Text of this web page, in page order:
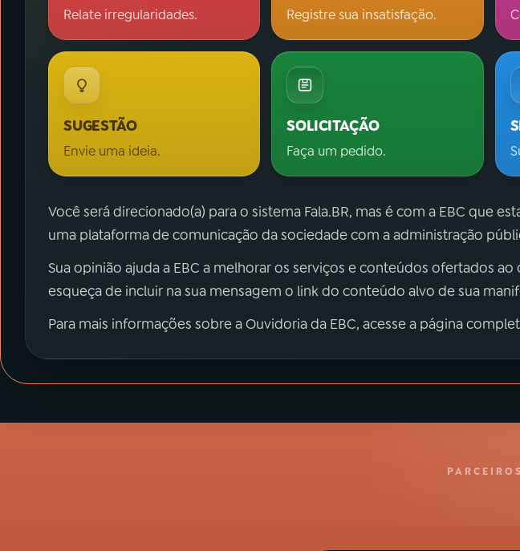
Relate irregularidades. Registre sua insatisfação.
SUGESTÃO
Envie uma ideia.
SOLICITAÇÃO
Faça um pedido.
Você será direcionado(a) para o sistema Fala.BR, mas é com a EBC que
uma plataforma de comunicação da sociedade com a administração
Sua opinião ajuda a EBC a melhorar os serviços e conteúdos ofertados ao
esqueça de incluir na sua mensagem o link do conteúdo alvo de sua
Para mais informações sobre a Ouvidoria da EBC, acesse a página